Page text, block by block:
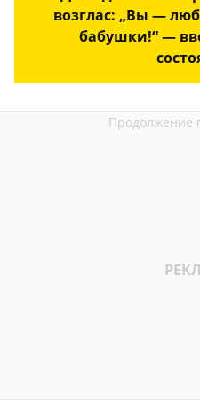
возглас: „Вы —
бабушки!“ —